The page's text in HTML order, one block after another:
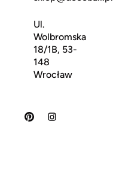
Ul.
Wolbromska
18/1B, 53-
148
Wrocław